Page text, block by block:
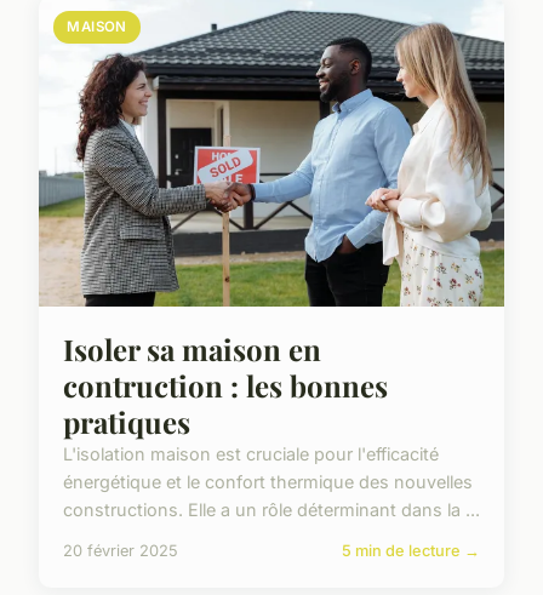
MAISON
Isoler sa maison en
contruction : les bonnes
pratiques
L'isolation maison est cruciale pour l'efficacité
énergétique et le confort thermique des nouvelles
constructions. Elle a un rôle déterminant dans la ...
20 février 2025 5 min de lecture →